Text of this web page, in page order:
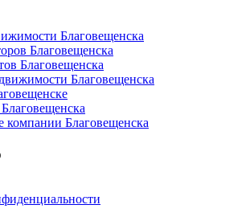
Благовещенска
Благовещенска
Благовещенска
Благовещенска
компании Благовещенска